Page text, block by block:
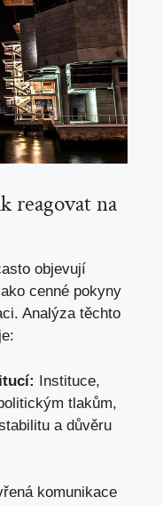
reagovat na
objevují
cenné pokyny
Analýza těchto
:
Instituce,
tlakům,
a důvěru
komunikace